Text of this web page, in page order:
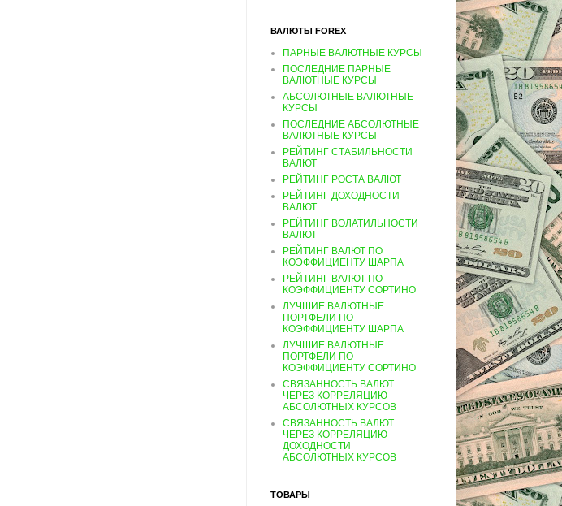
ВАЛЮТЫ FOREX
ПАРНЫЕ ВАЛЮТНЫЕ КУРСЫ
ПОСЛЕДНИЕ ПАРНЫЕ
ВАЛЮТНЫЕ КУРСЫ
АБСОЛЮТНЫЕ ВАЛЮТНЫЕ
КУРСЫ
ПОСЛЕДНИЕ АБСОЛЮТНЫЕ
ВАЛЮТНЫЕ КУРСЫ
РЕЙТИНГ СТАБИЛЬНОСТИ
ВАЛЮТ
РЕЙТИНГ РОСТА ВАЛЮТ
РЕЙТИНГ ДОХОДНОСТИ
ВАЛЮТ
РЕЙТИНГ ВОЛАТИЛЬНОСТИ
ВАЛЮТ
РЕЙТИНГ ВАЛЮТ ПО
КОЭФФИЦИЕНТУ ШАРПА
РЕЙТИНГ ВАЛЮТ ПО
КОЭФФИЦИЕНТУ СОРТИНО
ЛУЧШИЕ ВАЛЮТНЫЕ
ПОРТФЕЛИ ПО
КОЭФФИЦИЕНТУ ШАРПА
ЛУЧШИЕ ВАЛЮТНЫЕ
ПОРТФЕЛИ ПО
КОЭФФИЦИЕНТУ СОРТИНО
СВЯЗАННОСТЬ ВАЛЮТ
ЧЕРЕЗ КОРРЕЛЯЦИЮ
АБСОЛЮТНЫХ КУРСОВ
СВЯЗАННОСТЬ ВАЛЮТ
ЧЕРЕЗ КОРРЕЛЯЦИЮ
ДОХОДНОСТИ
АБСОЛЮТНЫХ КУРСОВ
ТОВАРЫ